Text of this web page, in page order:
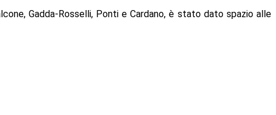
Gadda-Rosselli, Ponti e Cardano, è stato dato spazio alle